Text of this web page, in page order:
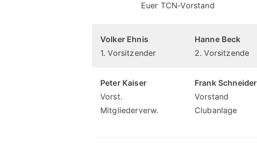
Euer TCN-Vorstand
Volker Ehnis
1. Vorsitzender
Hanne Beck
2. Vorsitzende
Peter Kaiser
Vorst.
Mitgliederverw.
Frank Schneider
Vorstand
Clubanlage